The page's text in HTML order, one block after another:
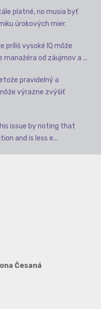
platné, no musia byť
úrokových mier.
príliš vysoké IQ môže
od záujmov a ...
pravidelný a
výrazne zvýšiť
issue by noting that
and is less e...
Česaná